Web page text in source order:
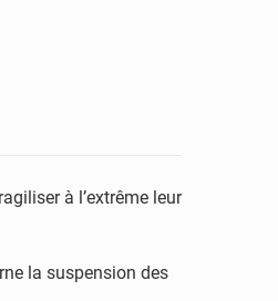
à l’extrême leur
la suspension des